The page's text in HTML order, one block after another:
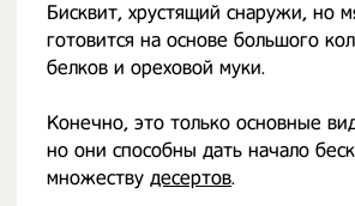
Бисквит, хрустящий снаружи, но
готовится на основе большого
белков и ореховой муки.
Конечно, это только основные
но они способны дать начало
множеству десертов.